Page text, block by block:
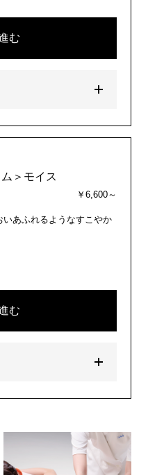
む
＞モイス
￥6,600～
あふれるようなすこやか
む